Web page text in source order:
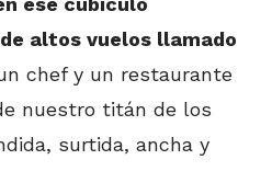
altos vuelos llamado
chef y un restaurante
nuestro titán de los
surtida, ancha y